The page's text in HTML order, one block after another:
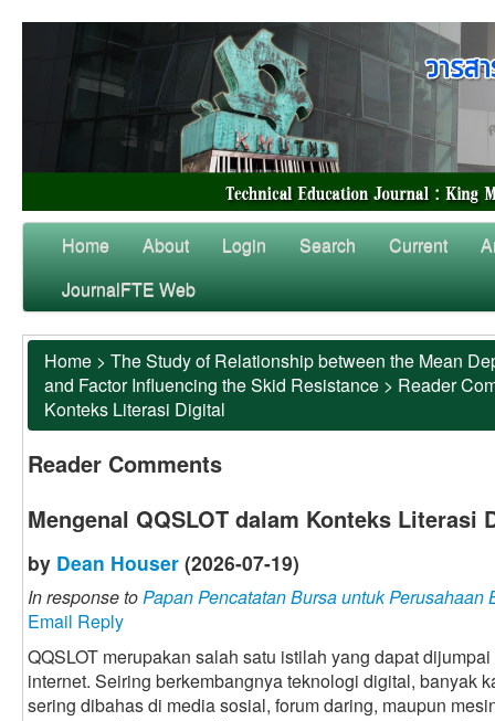
Home About Login Search Current
JournalFTE Web
Home > The Study of Relationship between the Mean
and Factor Influencing the Skid Resistance > Reader
Konteks Literasi Digital
Reader Comments
Mengenal QQSLOT dalam Konteks Literasi
by Dean Houser (2026-07-19)
In response toPapan Pencatatan Bursa untuk Perusahaan
Email Reply
QQSLOT merupakan salah satu istilah yang dapat
internet. Seiring berkembangnya teknologi digital, banyak
sering dibahas di media sosial, forum daring, maupun